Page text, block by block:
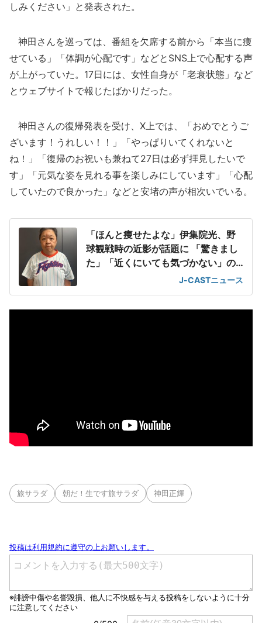
しみください」と発表された。
神田さんを巡っては、番組を欠席する前から「本当に痩
せている」「体調が心配です」などとSNS上で心配する声
が上がっていた。17日には、女性自身が「老衰状態」など
とウェブサイトで報じたばかりだった。
神田さんの復帰発表を受け、X上では、「おめでとうご
ざいます！うれしい！！」「やっぱりいてくれないと
ね！」「復帰のお祝いも兼ねて27日は必ず拝見したいで
す」「元気な姿を見れる事を楽しみにしています」「心配
していたので良かった」などと安堵の声が相次いでいる。
「ほんと痩せたよな」伊集院光、野
球観戦時の近影が話題に 「驚きまし
た」「近くにいても気づかない」の
J-CASTニュース
旅サラダ 朝だ！生です旅サラダ 神田正輝